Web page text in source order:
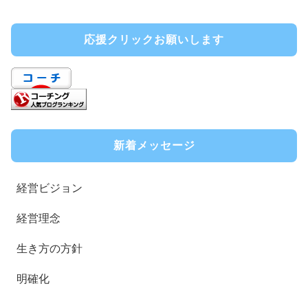
応援クリックお願いします
新着メッセージ
経営ビジョン
経営理念
生き方の方針
明確化